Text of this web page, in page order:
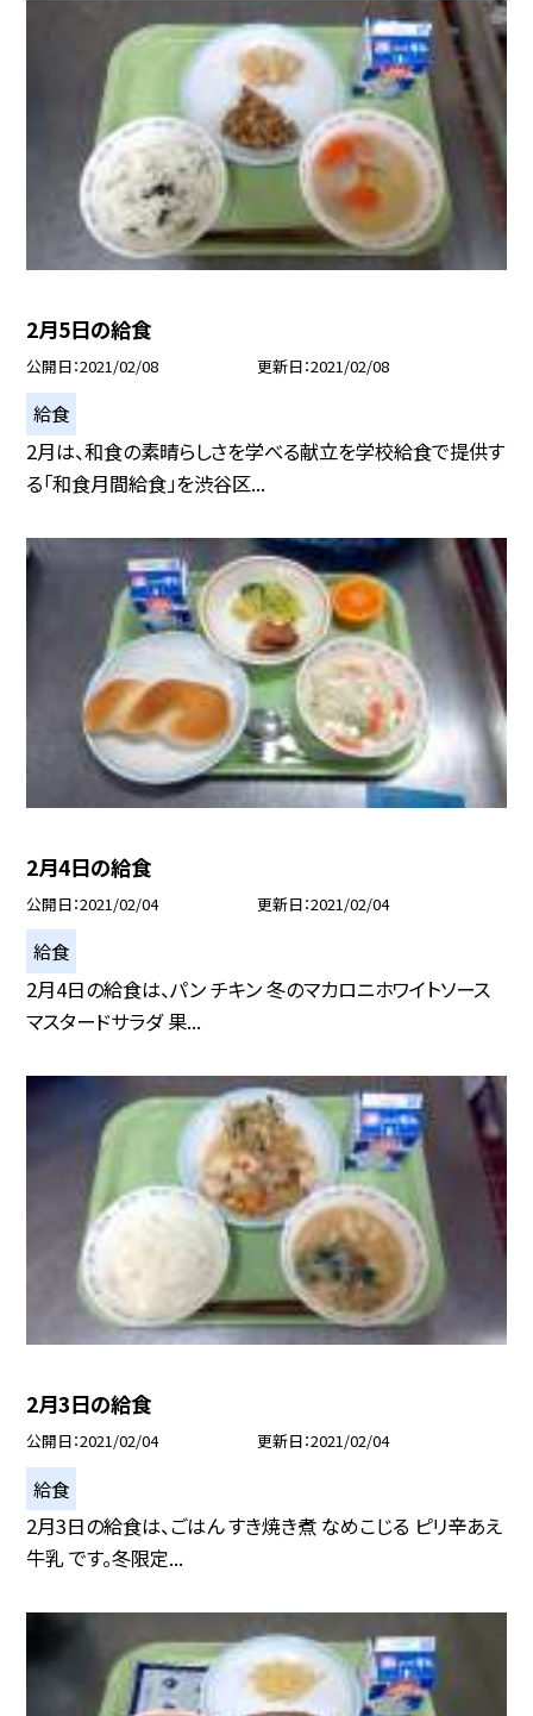
2月5日の給食
公開日 2021/02/08 更新日 2021/02/08
給食
2月は、和食の素晴らしさを学べる献立を学校給食で提供す
る「和食月間給食」を渋谷区...
2月4日の給食
公開日 2021/02/04 更新日 2021/02/04
給食
2月4日の給食は、パン チキン 冬のマカロニホワイトソース
マスタードサラダ 果...
2月3日の給食
公開日 2021/02/04 更新日 2021/02/04
給食
2月3日の給食は、ごはん すき焼き煮 なめこじる ピリ辛あえ
牛乳 です。冬限定...